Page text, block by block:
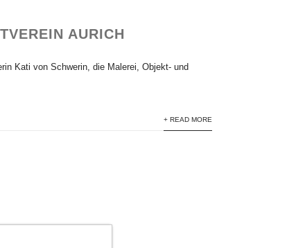
AURICH
Kati von Schwerin, die Malerei, Objekt- und
+ READ MORE